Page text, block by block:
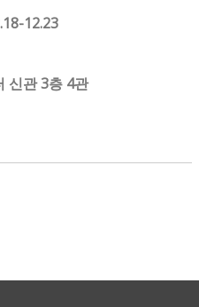
12.23
신관 3층 4관